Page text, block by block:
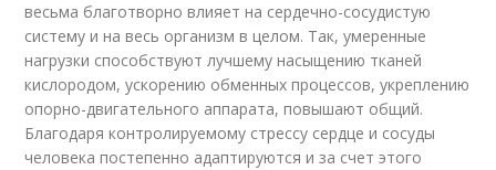
весьма благотворно влияет на сердечно-сосудистую
систему и на весь организм в целом. Так, умеренные
нагрузки способствуют лучшему насыщению тканей
кислородом, ускорению обменных процессов, укреплению
опорно-двигательного аппарата, повышают общий.
Благодаря контролируемому стрессу сердце и сосуды
человека постепенно адаптируются и за счет этого